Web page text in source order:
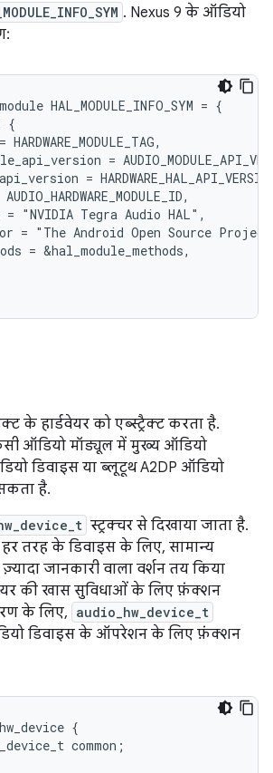
. Nexus 9 के ऑडियो
HAL_MODULE_INFO_SYM = {
{
HARDWARE_MODULE_TAG,
=
=
AUDIO_HARDWARE_MODULE_ID,
= "NVIDIA Tegra Audio HAL",
= "The Android Open Source
= &hal_module_methods,
के हार्डवेयर को एब्स्ट्रैक्ट करता है.
ऑडियो मॉड्यूल में मुख्य ऑडियो
डिवाइस या ब्लूटूथ A2DP ऑडियो
है.
स्ट्रक्चर से दिखाया जाता है.
तरह के डिवाइस के लिए, सामान्य
जानकारी वाला वर्शन तय किया
की खास सुविधाओं के लिए फ़ंक्शन
के लिए, audio_hw_device_t
डिवाइस के ऑपरेशन के लिए फ़ंक्शन
{
common;